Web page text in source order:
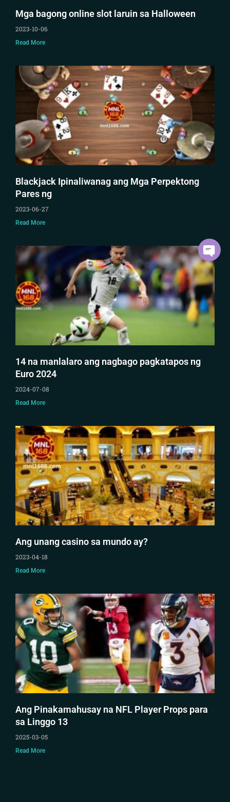
Mga bagong online slot laruin sa Halloween
2023-10-06
Read More
Blackjack Ipinaliwanag ang Mga Perpektong
Pares ng
2023-06-27
Read More
14 na manlalaro ang nagbago pagkatapos ng
Euro 2024
2024-07-08
Read More
Ang unang casino sa mundo ay?
2023-04-18
Read More
Ang Pinakamahusay na NFL Player Props para
sa Linggo 13
2025-03-05
Read More